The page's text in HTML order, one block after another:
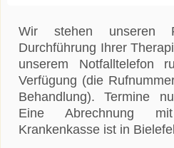
Wir stehen unseren
Durchführung Ihrer
unserem
Verfügung (die
Behandlung). Termine
Eine Abrechnung
Krankenkasse ist in